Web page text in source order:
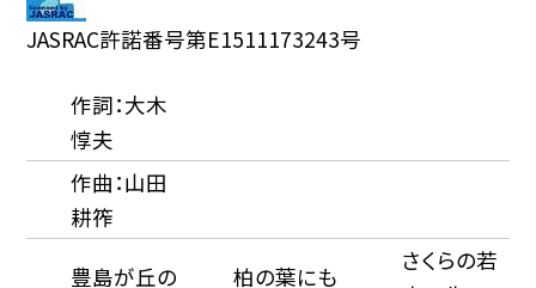
JASRAC許諾番号第E1511173243号
作詞：大木
惇夫
作曲：山田
耕筰
豊島が丘の
柏の葉にも
さくらの若